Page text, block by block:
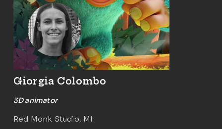
Giorgia Colombo
3D animator
Red Monk Studio, MI